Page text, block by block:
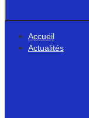
Accueil
Actualités